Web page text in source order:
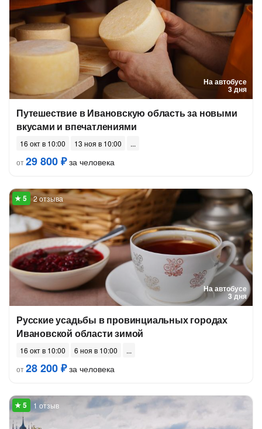
На автобусе
3 дня
Путешествие в Ивановскую область за новыми
вкусами и впечатлениями
16 окт в 10:00
13 ноя в 10:00
от29 800 ₽за человека
На автобусе
3 дня
2 отзыва
Русские усадьбы в провинциальных городах
Ивановской области зимой
16 окт в 10:00
6 ноя в 10:00
от28 200 ₽за человека
1 отзыв